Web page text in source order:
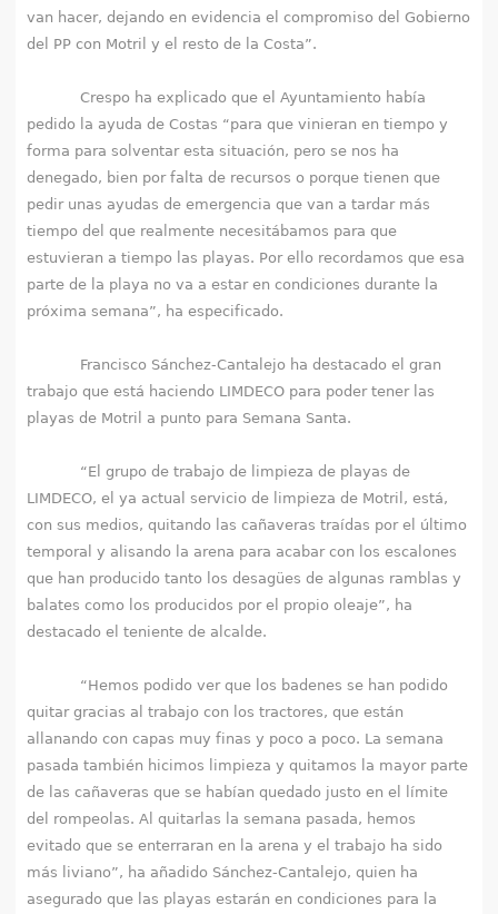
van hacer, dejando en evidencia el compromiso del Gobierno
del PP con Motril y el resto de la Costa”.
Crespo ha explicado que el Ayuntamiento había
pedido la ayuda de Costas “para que vinieran en tiempo y
forma para solventar esta situación, pero se nos ha
denegado, bien por falta de recursos o porque tienen que
pedir unas ayudas de emergencia que van a tardar más
tiempo del que realmente necesitábamos para que
estuvieran a tiempo las playas. Por ello recordamos que esa
parte de la playa no va a estar en condiciones durante la
próxima semana”, ha especificado.
Francisco Sánchez-Cantalejo ha destacado el gran
trabajo que está haciendo LIMDECO para poder tener las
playas de Motril a punto para Semana Santa.
“El grupo de trabajo de limpieza de playas de
LIMDECO, el ya actual servicio de limpieza de Motril, está,
con sus medios, quitando las cañaveras traídas por el último
temporal y alisando la arena para acabar con los escalones
que han producido tanto los desagües de algunas ramblas y
balates como los producidos por el propio oleaje”, ha
destacado el teniente de alcalde.
“Hemos podido ver que los badenes se han podido
quitar gracias al trabajo con los tractores, que están
allanando con capas muy finas y poco a poco. La semana
pasada también hicimos limpieza y quitamos la mayor parte
de las cañaveras que se habían quedado justo en el límite
del rompeolas. Al quitarlas la semana pasada, hemos
evitado que se enterraran en la arena y el trabajo ha sido
más liviano”, ha añadido Sánchez-Cantalejo, quien ha
asegurado que las playas estarán en condiciones para la